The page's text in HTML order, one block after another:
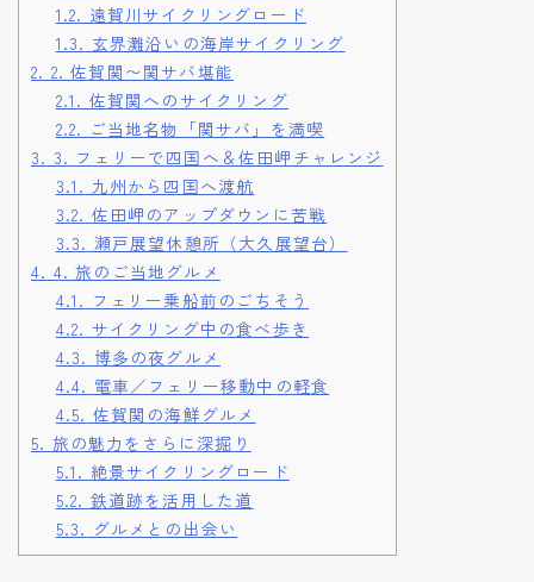
1.2. 遠賀川サイクリングロード
1.3. 玄界灘沿いの海岸サイクリング
2. 2. 佐賀関〜関サバ堪能
2.1. 佐賀関へのサイクリング
2.2. ご当地名物「関サバ」を満喫
3. 3. フェリーで四国へ＆佐田岬チャレンジ
3.1. 九州から四国へ渡航
3.2. 佐田岬のアップダウンに苦戦
3.3. 瀬戸展望休憩所（大久展望台）
4. 4. 旅のご当地グルメ
4.1. フェリー乗船前のごちそう
4.2. サイクリング中の食べ歩き
4.3. 博多の夜グルメ
4.4. 電車／フェリー移動中の軽食
4.5. 佐賀関の海鮮グルメ
5. 旅の魅力をさらに深掘り
5.1. 絶景サイクリングロード
5.2. 鉄道跡を活用した道
5.3. グルメとの出会い